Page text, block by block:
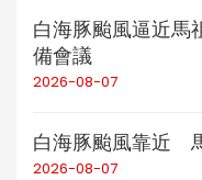
白海豚颱風逼近
備會議
2026-08-07
白海豚颱風靠近
2026-08-07